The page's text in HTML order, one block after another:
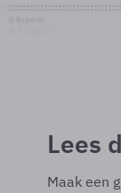
Lees
Maak een